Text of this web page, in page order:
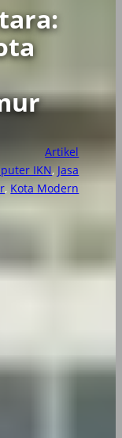
Artikel
IKN, Jasa
, Kota Modern